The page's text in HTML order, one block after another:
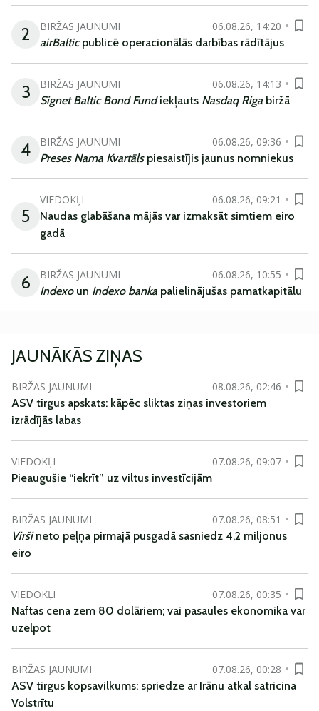
2 BIRŽAS JAUNUMI
06.08.26, 14:20
airBalticpublicē operacionālās darbības rādītājus
3 BIRŽAS JAUNUMI
06.08.26, 14:13
Signet Baltic Bond Fundiekļauts Nasdaq Riga biržā
4 BIRŽAS JAUNUMI
06.08.26, 09:36
Preses Nama Kvartāls piesaistījis jaunus nomniekus
5
VIEDOKĻI
06.08.26, 09:21
Naudas glabāšana mājās var izmaksāt simtiem eiro
gadā
6 BIRŽAS JAUNUMI
06.08.26, 10:55
Indexoun Indexo banka palielinājušas pamatkapitālu
JAUNĀKĀS ZIŅAS
BIRŽAS JAUNUMI
08.08.26, 02:46
ASV tirgus apskats: kāpēc sliktas ziņas investoriem
izrādījās labas
VIEDOKĻI
07.08.26, 09:07
Pieaugušie “iekrīt” uz viltus investīcijām
BIRŽAS JAUNUMI
07.08.26, 08:51
Viršineto peļņa pirmajā pusgadā sasniedz 4,2 miljonus
eiro
VIEDOKĻI
07.08.26, 00:35
Naftas cena zem 80 dolāriem; vai pasaules ekonomika var
uzelpot
BIRŽAS JAUNUMI
07.08.26, 00:28
ASV tirgus kopsavilkums: spriedze ar Irānu atkal satricina
Volstrītu